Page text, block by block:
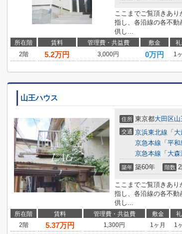
ここまでご覧頂きあ
指し、各沿線の各不動
供し...
所在階 賃料 管理費・共益費 敷金
2階
5.2万円 3,000円 0万円 1
山王ハウス
住所 東京都大田区山
交通 京浜東北線 「 大
京急本線 「 平和
京急本線 「 大
築年 築60年 階数
ここまでご覧頂きあ
指し、各沿線の各不動
供し...
所在階 賃料 管理費・共益費 敷金
2階
5.37万円 1,300円 1ヶ月 1